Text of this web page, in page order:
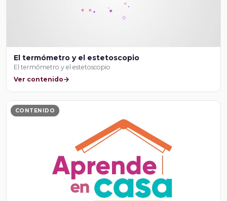
El termómetro y el estetoscopio
El termómetro y el estetoscopio
Ver contenido
CONTENIDO